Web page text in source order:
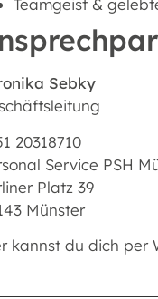
Teamgeist &
Sebky
20318710
Service PSH
Platz 39
Münster
kannst du dich per